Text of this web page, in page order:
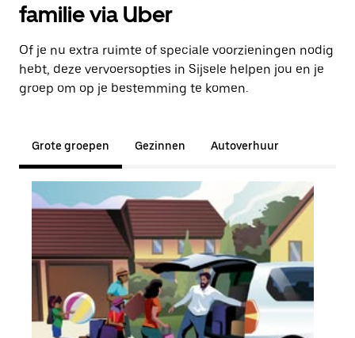
familie via Uber
Of je nu extra ruimte of speciale voorzieningen nodig
hebt, deze vervoersopties in Sijsele helpen jou en je
groep om op je bestemming te komen.
Grote groepen Gezinnen Autoverhuur